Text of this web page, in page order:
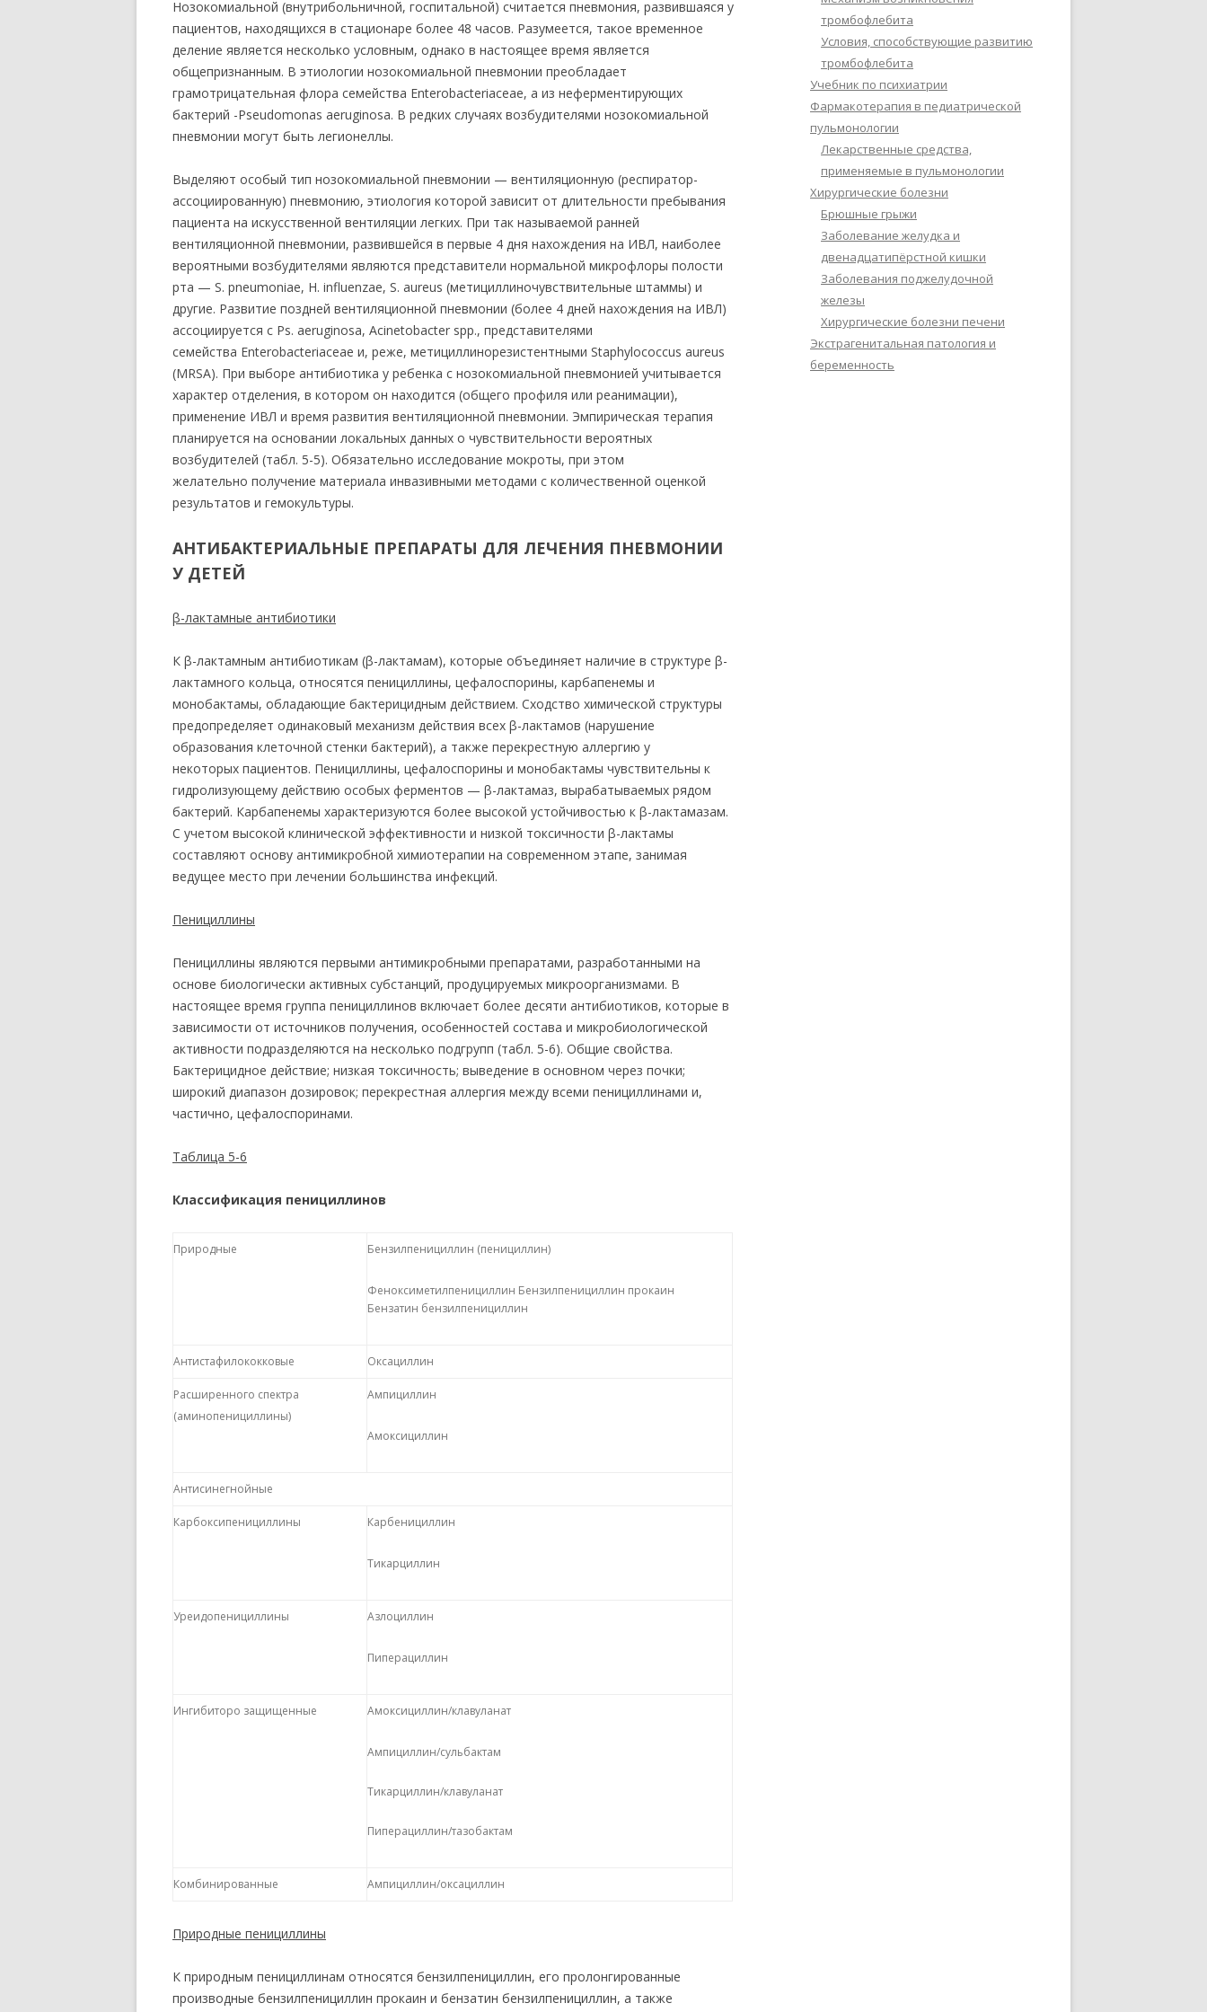
Нозокомиальной (внутрибольничной, госпитальной) считается пневмония, развившаяся у
пациентов, находящихся в стационаре более 48 часов. Разумеется, такое временное
деление является несколько условным, однако в настоящее время является
общепризнанным. В этиологии нозокомиальной пневмонии преобладает
грамотрицательная флора семейства Enterobacteriaceae, а из неферментирующих
бактерий -Pseudomonas aeruginosa. В редких случаях возбудителями нозокомиальной
пневмонии могут быть легионеллы.
Выделяют особый тип нозокомиальной пневмонии — вентиляционную (респиратор-
ассоциированную) пневмонию, этиология которой зависит от длительности пребывания
пациента на искусственной вентиляции легких. При так называемой ранней
вентиляционной пневмонии, развившейся в первые 4 дня нахождения на ИВЛ, наиболее
вероятными возбудителями являются представители нормальной микрофлоры полости
рта — S. pneumoniae, Н. influenzae, S. aureus (метициллиночувствительные штаммы) и
другие. Развитие поздней вентиляционной пневмонии (более 4 дней нахождения на ИВЛ)
ассоциируется с Ps. aeruginosa, Acinetobacter spp., представителями
семейства Enterobacteriaceae и, реже, метициллинорезистентными Staphylococcus aureus
(MRSA). При выборе антибиотика у ребенка с нозокомиальной пневмонией учитывается
характер отделения, в котором он находится (общего профиля или реанимации),
применение ИВЛ и время развития вентиляционной пневмонии. Эмпирическая терапия
планируется на основании локальных данных о чувствительности вероятных
возбудителей (табл. 5-5). Обязательно исследование мокроты, при этом
желательно получение материала инвазивными методами с количественной оценкой
результатов и гемокультуры.
АНТИБАКТЕРИАЛЬНЫЕ ПРЕПАРАТЫ ДЛЯ ЛЕЧЕНИЯ ПНЕВМОНИИ
У ДЕТЕЙ
β-лактамные антибиотики
К β-лактамным антибиотикам (β-лактамам), которые объединяет наличие в структуре β-
лактамного кольца, относятся пенициллины, цефалоспорины, карбапенемы и
монобактамы, обладающие бактерицидным действием. Сходство химической структуры
предопределяет одинаковый механизм действия всех β-лактамов (нарушение
образования клеточной стенки бактерий), а также перекрестную аллергию у
некоторых пациентов. Пенициллины, цефалоспорины и монобактамы чувствительны к
гидролизующему действию особых ферментов — β-лактамаз, вырабатываемых рядом
бактерий. Карбапенемы характеризуются более высокой устойчивостью к β-лактамазам.
С учетом высокой клинической эффективности и низкой токсичности β-лактамы
составляют основу антимикробной химиотерапии на современном этапе, занимая
ведущее место при лечении большинства инфекций.
Пенициллины
Пенициллины являются первыми антимикробными препаратами, разработанными на
основе биологически активных субстанций, продуцируемых микроорганизмами. В
настоящее время группа пенициллинов включает более десяти антибиотиков, которые в
зависимости от источников получения, особенностей состава и микробиологической
активности подразделяются на несколько подгрупп (табл. 5-6). Общие свойства.
Бактерицидное действие; низкая токсичность; выведение в основном через почки;
широкий диапазон дозировок; перекрестная аллергия между всеми пенициллинами и,
частично, цефалоспоринами.
Таблица 5-6
Классификация пенициллинов
Природные Бензилпенициллин (пенициллин)
Феноксиметилпенициллин Бензилпенициллин прокаин
Бензатин бензилпенициллин
Антистафилококковые Оксациллин
Расширенного спектра
(аминопенициллины)
Ампициллин
Амоксициллин
Антисинегнойные
Карбоксипенициллины Карбенициллин
Тикарциллин
Уреидопенициллины Азлоциллин
Пиперациллин
Ингибиторо защищенные Амоксициллин/клавуланат
Ампициллин/сульбактам
Тикарциллин/клавуланат
Пиперациллин/тазобактам
Комбинированные Ампициллин/оксациллин
Природные пенициллины
К природным пенициллинам относятся бензилпенициллин, его пролонгированные
производные бензилпенициллин прокаин и бензатин бензилпенициллин, а также
тромбофлебита
Условия, способствующие развитию
тромбофлебита
Учебник по психиатрии
Фармакотерапия в педиатрической
пульмонологии
Лекарственные средства,
применяемые в пульмонологии
Хирургические болезни
Брюшные грыжи
Заболевание желудка и
двенадцатипёрстной кишки
Заболевания поджелудочной
железы
Хирургические болезни печени
Экстрагенитальная патология и
беременность